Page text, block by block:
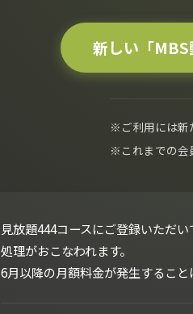
新しい「
※ご利用には新
※これまでの会
見放題444コースにご登録いただ
処理がおこなわれます。
6月以降の月額料金が発生すること